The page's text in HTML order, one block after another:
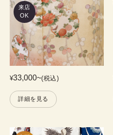
来店
OK
¥33,000~(税込)
詳細を見る